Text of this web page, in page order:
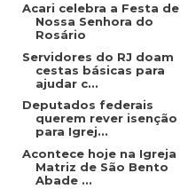
Acari celebra a Festa de
Nossa Senhora do
Rosário
Servidores do RJ doam
cestas básicas para
ajudar c...
Deputados federais
querem rever isenção
para Igrej...
Acontece hoje na Igreja
Matriz de São Bento
Abade ...